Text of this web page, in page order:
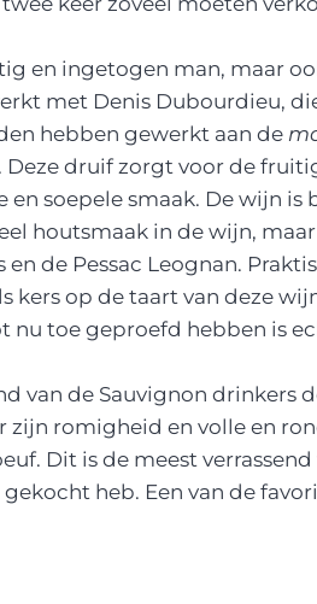
en ingetogen man, maar
met Denis Dubourdieu,
hebben gewerkt aan de
druif zorgt voor de
soepele smaak. De wijn is
houtsmaak in de wijn,
en de Pessac Leognan.
kers op de taart van deze
nu toe geproefd hebben is
van de Sauvignon drinkers
romigheid en volle en
Dit is de meest
heb. Een van de